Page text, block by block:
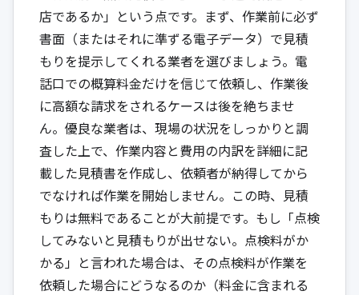
店であるか」という点です。まず、作業前に必ず
書面（またはそれに準ずる電子データ）で見積
もりを提示してくれる業者を選びましょう。電
話口での概算料金だけを信じて依頼し、作業後
に高額な請求をされるケースは後を絶ちませ
ん。優良な業者は、現場の状況をしっかりと調
査した上で、作業内容と費用の内訳を詳細に記
載した見積書を作成し、依頼者が納得してから
でなければ作業を開始しません。この時、見積
もりは無料であることが大前提です。もし「点検
してみないと見積もりが出せない。点検料がか
かる」と言われた場合は、その点検料が作業を
依頼した場合にどうなるのか（料金に含まれる